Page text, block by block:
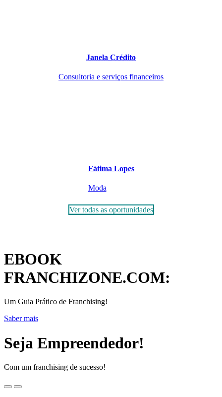
Janela Crédito
Consultoria e serviços financeiros
Fátima Lopes
Moda
Ver todas as oportunidades
EBOOK
FRANCHIZONE.COM:
Um Guia Prático de Franchising!
Saber mais
Seja Empreendedor!
Com um franchising de sucesso!